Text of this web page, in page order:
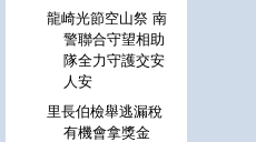
龍崎光節空山祭 南
警聯合守望相助
隊全力守護交安
人安
里長伯檢舉逃漏稅
有機會拿獎金